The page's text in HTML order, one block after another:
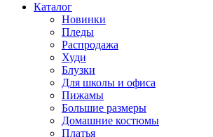
Каталог
Новинки
Пледы
Распродажа
Худи
Блузки
Для школы и офиса
Пижамы
Большие размеры
Домашние костюмы
Платья